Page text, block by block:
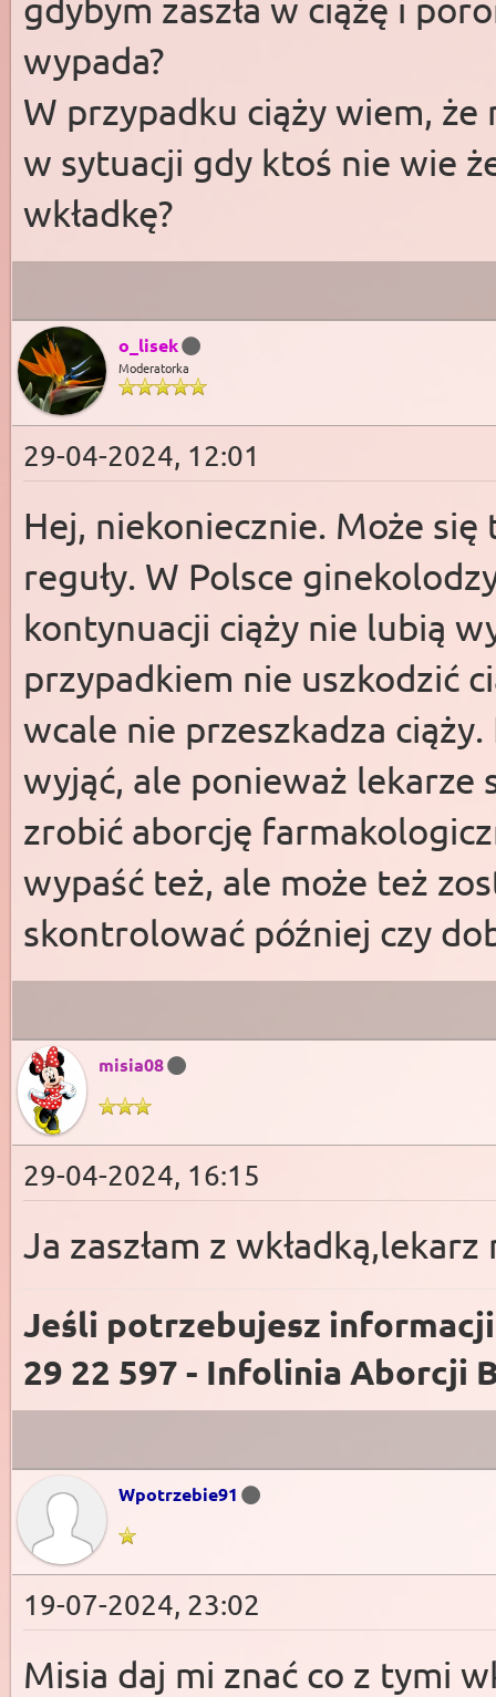
gdybym zaszła w ciążę i
wypada?
W przypadku ciąży wiem, że
w sytuacji gdy ktoś nie wie
wkładkę?
o_lisek
Moderatorka
29-04-2024, 12:01
Hej, niekoniecznie. Może
reguły. W Polsce
kontynuacji ciąży nie lubią
przypadkiem nie uszkodzić
wcale nie przeszkadza
wyjąć, ale ponieważ lekarze
zrobić aborcję
wypaść też, ale może też
skontrolować później czy
misia08
29-04-2024, 16:15
Ja zaszłam z wkładką,lekarz
Jeśli potrzebujesz
29 22 597 - Infolinia Aborcji
Wpotrzebie91
19-07-2024, 23:02
Misia daj mi znać co z tymi